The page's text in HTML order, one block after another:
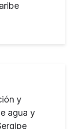
y
agua y